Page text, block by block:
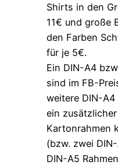
Shirts in den
11€ und große
den Farben
für je 5€.
Ein DIN-A4
sind im FB-
weitere DIN-
ein
Kartonrahmen
(bzw. zwei
DIN-A5